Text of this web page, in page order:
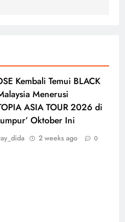
Kembali Temui BLACK
Menerusi
ASIA TOUR 2026 di
Oktober Ini
2 weeks ago 0